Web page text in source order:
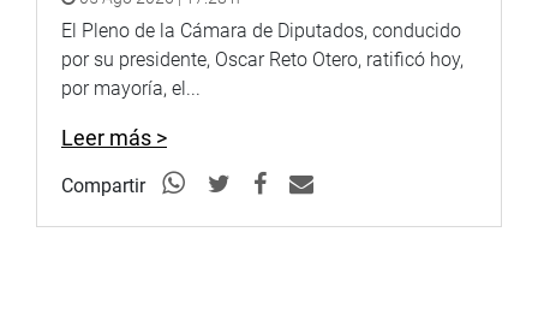
El Pleno de la Cámara de Diputados, conducido
por su presidente, Oscar Reto Otero, ratificó hoy,
por mayoría, el...
Leer más >
Compartir